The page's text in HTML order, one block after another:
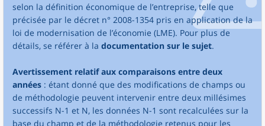
selon la définition économique de l’entreprise, telle que
précisée par le décret n° 2008-1354 pris en application de la
loi de modernisation de l’économie (LME). Pour plus de
détails, se référer à la documentation sur le sujet.
Avertissement relatif aux comparaisons entre deux
années : étant donné que des modifications de champs ou
de méthodologie peuvent intervenir entre deux millésimes
successifs N-1 et N, les données N-1 sont recalculées sur la
base du champ et de la méthodologie retenus pour les